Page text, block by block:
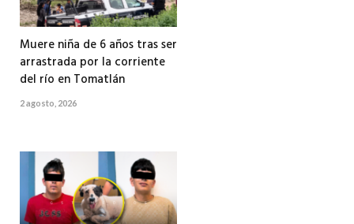
Muere niña de 6 años tras ser
arrastrada por la corriente
del río en Tomatlán
2 agosto, 2026